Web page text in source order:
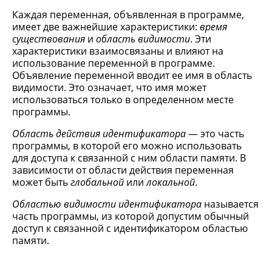
Каждая переменная, объявленная в программе,
имеет две важнейшие характеристики: время
существования и область видимости. Эти
характеристики взаимосвязаны и влияют на
использование переменной в программе.
Объявление переменной вводит ее имя в область
видимости. Это означает, что имя может
использоваться только в определенном месте
программы.
Область действия идентификатора— это часть
программы, в которой его можно использовать
для доступа к связанной с ним области памяти. В
зависимости от области действия переменная
может бытьглобальной илилокальной.
Областью видимости идентификатора называется
часть программы, из которой допустим обычный
доступ к связанной с идентификатором областью
памяти.